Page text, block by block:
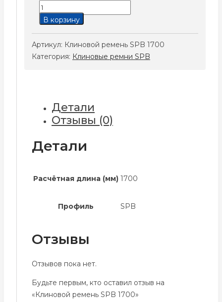
Количество
товара
ремень
SPB
В корзину
Артикул: Клиновой ремень SPB 1700
Категория: Клиновые ремни SPB
Детали
Отзывы (0)
Детали
Расчётная длина (мм) 1700
Профиль SPB
Отзывы
Отзывов пока нет.
Будьте первым, кто оставил отзыв на
«Клиновой ремень SPB 1700»